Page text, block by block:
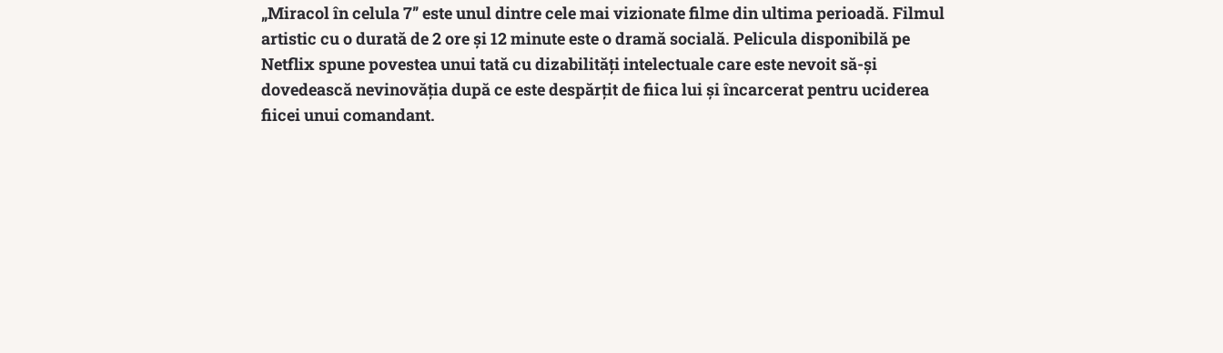
„Miracol în celula 7” este unul dintre cele mai vizionate filme din ultima perioadă. Filmul
artistic cu o durată de 2 ore și 12 minute este o dramă socială. Pelicula disponibilă pe
Netflix spune povestea unui tată cu dizabilități intelectuale care este nevoit să-și
dovedească nevinovăția după ce este despărțit de fiica lui și încarcerat pentru uciderea
fiicei unui comandant.